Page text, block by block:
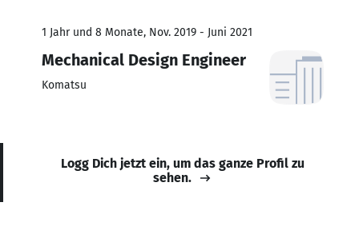
1 Jahr und 8 Monate, Nov. 2019 - Juni 2021
Mechanical Design Engineer
Komatsu
Logg Dich jetzt ein, um das ganze Profil zu
sehen.